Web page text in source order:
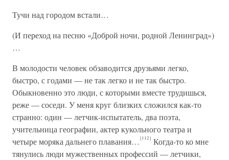
Тучи над городом встали…
(И переход на песню «Доброй ночи, родной Ленинград»)
…
В молодости человек обзаводится друзьями легко,
быстро, с годами — не так легко и не так быстро.
Обыкновенно это люди, с которыми вместе трудишься,
реже — соседи. У меня круг близких сложился как-то
странно: один — летчик-испытатель, два поэта,
учительница географии, актер кукольного театра и
четыре моряка дальнего плавания… {112} Когда-то ко мне
тянулись люди мужественных профессий — летчики,